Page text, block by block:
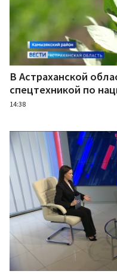
В Астраханской
спецтехникой по
14:38